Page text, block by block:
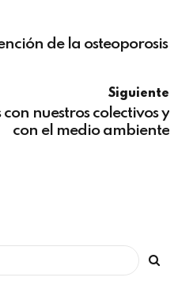
de la osteoporosis
Siguiente
nuestros colectivos y
con el medio ambiente